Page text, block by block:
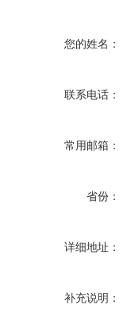
您的姓名：
联系电话：
常用邮箱：
省份：
详细地址：
补充说明：